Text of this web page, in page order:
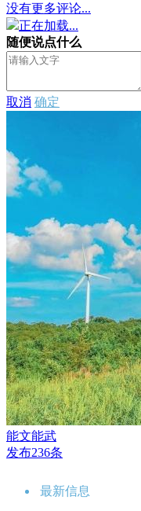
没有更多评论...
正在加载...
随便说点什么
取消 确定
能文能武
发布236条
最新信息